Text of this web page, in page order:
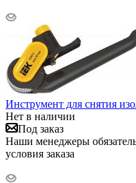
Инструмент для снятия
Нет в наличии
Под заказ
Наши менеджеры
условия заказа